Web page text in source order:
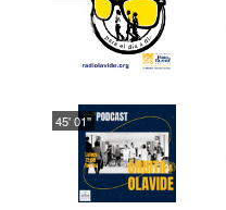
45' 01''